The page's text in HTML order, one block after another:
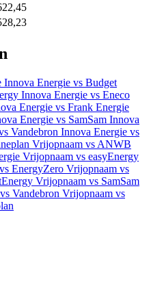
Innova Energie vs Budget
Innova Energie vs Eneco
Energie vs Frank Energie
Energie vs SamSam Innova
Vandebron Innova Energie vs
Vrijopnaam vs ANWB
Vrijopnaam vs easyEnergy
EnergyZero Vrijopnaam vs
Vrijopnaam vs SamSam
Vandebron Vrijopnaam vs